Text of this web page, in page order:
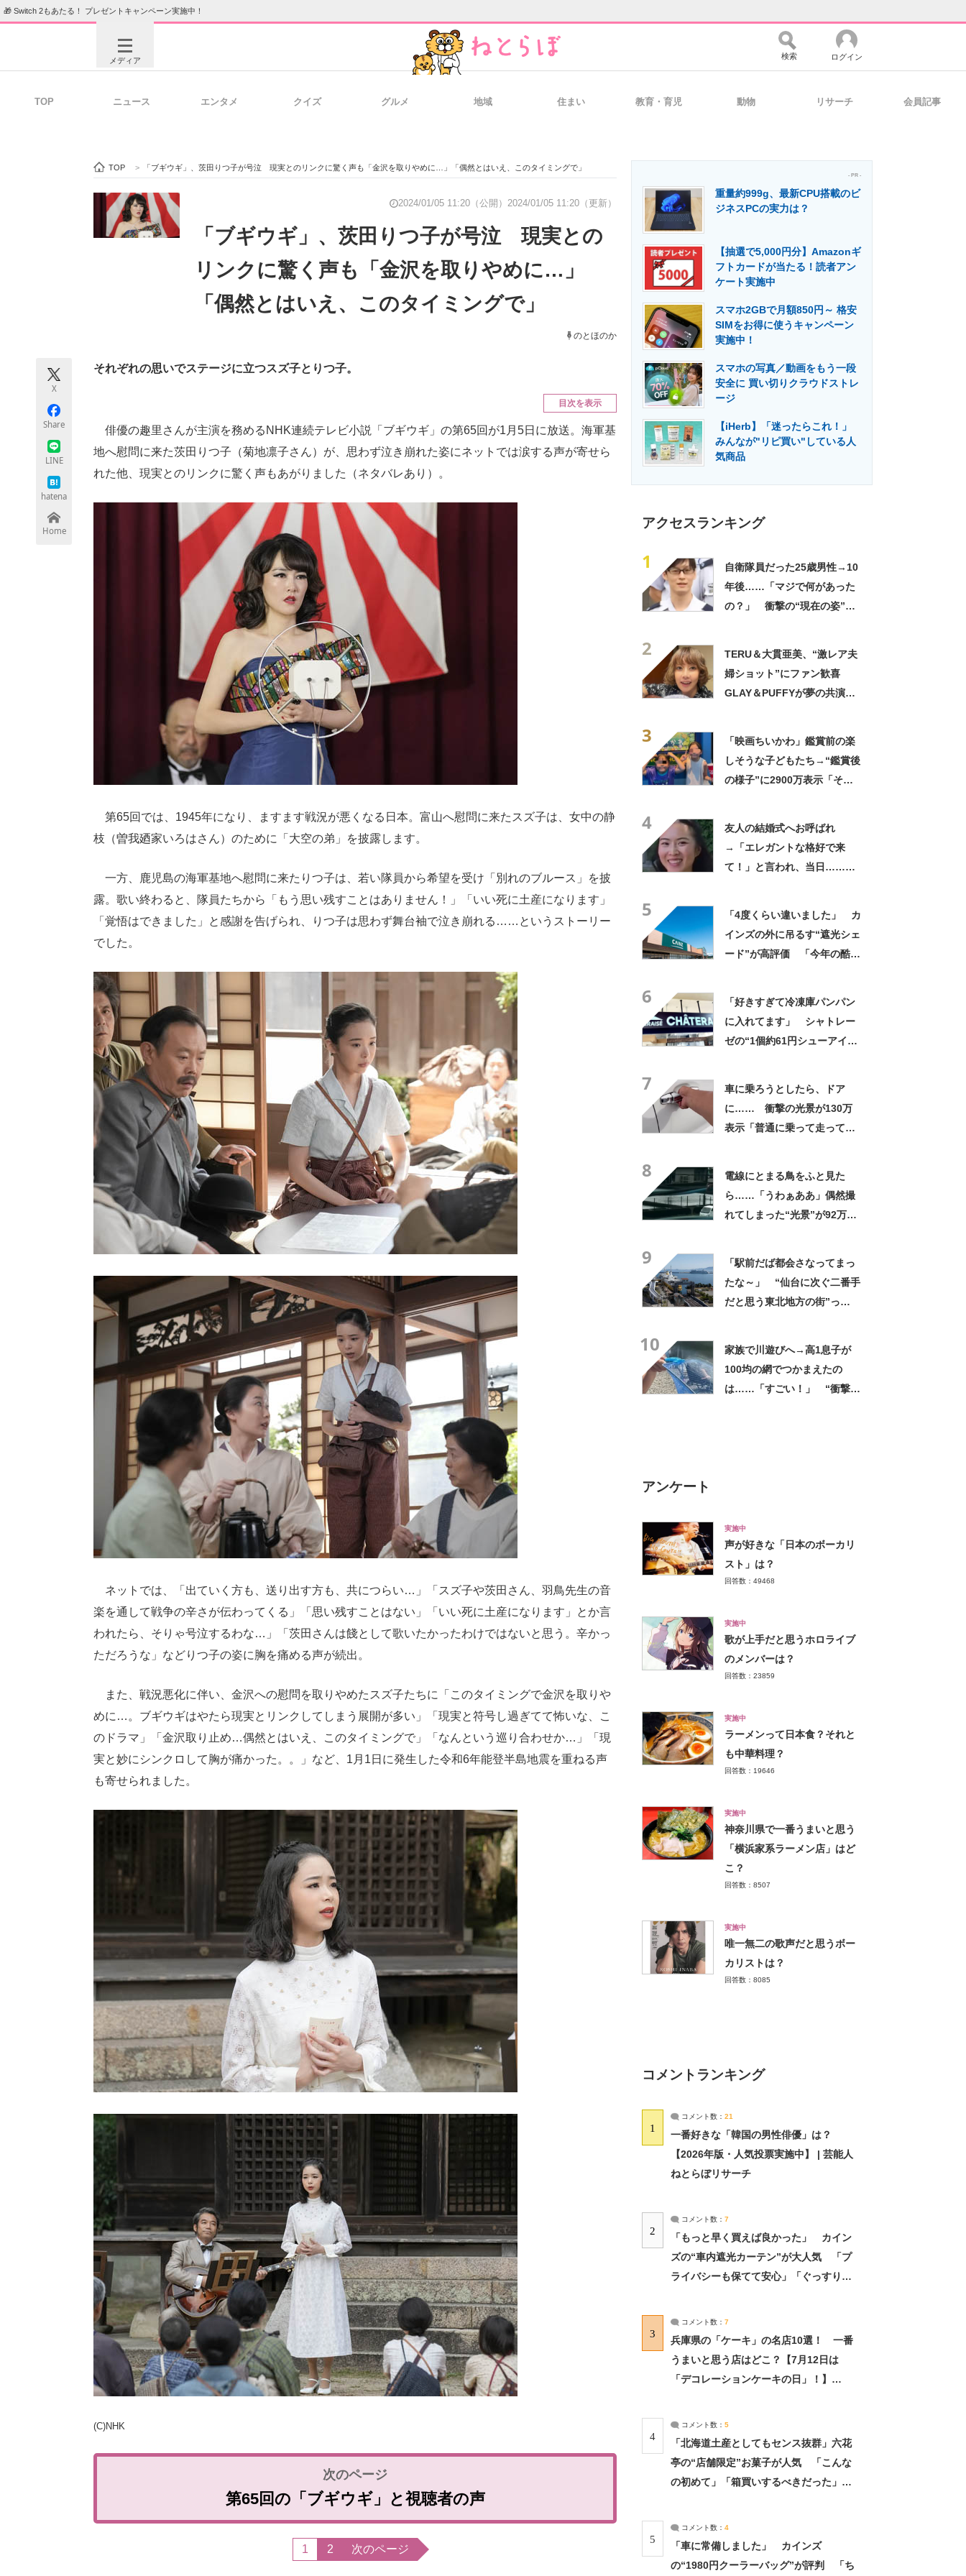
🎁 Switch 2もあたる！ プレゼントキャンペーン実施中！
メディア
ビジネスと働き方のヒント 経営リーダーのコミュニティ マーケ×ITの今がよく分かる
ITエンジニア向け専門サイト 企業向けIT製品の総合サイト IT製品の技術・比較・事例 製造業のIT導入・活用を支援
エネルギーの専門メディア 建設×テクノロジーの最前線
検索 ログイン
TOP ニュース エンタメ クイズ グルメ 地域 住まい 教育・育児 動物 リサーチ 会員記事
TOP > 「ブギウギ」、茨田りつ子が号泣 現実とのリンクに驚く声も「金沢を取りやめに…」「偶然とはいえ、このタイミングで」
2024/01/05 11:20（公開） 2024/01/05 11:20（更新）
「ブギウギ」、茨田りつ子が号泣 現実との
リンクに驚く声も「金沢を取りやめに…」
「偶然とはいえ、このタイミングで」
のとほのか
X
Share
LINE
hatena
Home
それぞれの思いでステージに立つスズ子とりつ子。
目次を表示
俳優の趣里さんが主演を務めるNHK連続テレビ小説「ブギウギ」の第65回が1月5日に放送。海軍基
地へ慰問に来た茨田りつ子（菊地凛子さん）が、思わず泣き崩れた姿にネットでは涙する声が寄せら
れた他、現実とのリンクに驚く声もあがりました（ネタバレあり）。
第65回では、1945年になり、ますます戦況が悪くなる日本。富山へ慰問に来たスズ子は、女中の静
枝（曽我廼家いろはさん）のために「大空の弟」を披露します。
一方、鹿児島の海軍基地へ慰問に来たりつ子は、若い隊員から希望を受け「別れのブルース」を披
露。歌い終わると、隊員たちから「もう思い残すことはありません！」「いい死に土産になります」
「覚悟はできました」と感謝を告げられ、りつ子は思わず舞台袖で泣き崩れる……というストーリー
でした。
ネットでは、「出ていく方も、送り出す方も、共につらい…」「スズ子や茨田さん、羽鳥先生の音
楽を通して戦争の辛さが伝わってくる」「思い残すことはない」「いい死に土産になります」とか言
われたら、そりゃ号泣するわな…」「茨田さんは餞として歌いたかったわけではないと思う。辛かっ
ただろうな」などりつ子の姿に胸を痛める声が続出。
また、戦況悪化に伴い、金沢への慰問を取りやめたスズ子たちに「このタイミングで金沢を取りや
めに…。ブギウギはやたら現実とリンクしてしまう展開が多い」「現実と符号し過ぎてて怖いな、こ
のドラマ」「金沢取り止め…偶然とはいえ、このタイミングで」「なんという巡り合わせか…」「現
実と妙にシンクロして胸が痛かった。。」など、1月1日に発生した令和6年能登半島地震を重ねる声
も寄せられました。
(C)NHK
第65回の「ブギウギ」と視聴者の声
1 2 次のページ
- PR -
重量約999g、最新CPU搭載のビ
ジネスPCの実力は？
【抽選で5,000円分】Amazonギ
フトカードが当たる！読者アン
ケート実施中
スマホ2GBで月額850円～ 格安
SIMをお得に使うキャンペーン
実施中！
スマホの写真／動画をもう一段
安全に 買い切りクラウドストレ
ージ
【iHerb】「迷ったらこれ！」
みんなが"リピ買い"している人
気商品
アクセスランキング
1
自衛隊員だった25歳男性→10
年後……「マジで何があった
の？」 衝撃の“現在の姿”が
2
TERU＆大貫亜美、“激レア夫
婦ショット”にファン歓喜
GLAY＆PUFFYが夢の共演
3
「映画ちいかわ」鑑賞前の楽
しそうな子どもたち→“鑑賞後
の様子”に2900万表示「そう
4
友人の結婚式へお呼ばれ
→「エレガントな格好で来
て！」と言われ、当日……ま
5
「4度くらい違いました」 カ
インズの外に吊るす“遮光シェ
ード”が高評価 「今年の酷暑
6
「好きすぎて冷凍庫パンパン
に入れてます」 シャトレー
ゼの“1個約61円シューアイ
7
車に乗ろうとしたら、ドア
に…… 衝撃の光景が130万
表示「普通に乗って走ってた
8
電線にとまる鳥をふと見た
ら……「うわぁああ」偶然撮
れてしまった“光景”が92万再
9
「駅前だば都会さなってまっ
たな～」 “仙台に次ぐ二番手
だと思う東北地方の街”っ
10
家族で川遊びへ→高1息子が
100均の網でつかまえたの
は……「すごい！」 “衝撃の
アンケート
実施中
声が好きな「日本のボーカリ
スト」は？
回答数：49468
実施中
歌が上手だと思うホロライブ
のメンバーは？
回答数：23859
実施中
ラーメンって日本食？それと
も中華料理？
回答数：19646
実施中
神奈川県で一番うまいと思う
「横浜家系ラーメン店」はど
こ？
回答数：8507
実施中
唯一無二の歌声だと思うボー
カリストは？
回答数：8085
コメントランキング
1
コメント数： 21
一番好きな「韓国の男性俳優」は？
【2026年版・人気投票実施中】 | 芸能人
ねとらぼリサーチ
2
コメント数： 7
「もっと早く買えば良かった」 カイン
ズの“車内遮光カーテン”が大人気 「プ
ライバシーも保てて安心」「ぐっすり眠
3
コメント数： 7
兵庫県の「ケーキ」の名店10選！ 一番
うまいと思う店はどこ？【7月12日は
「デコレーションケーキの日」！】
4
コメント数： 5
「北海道土産としてもセンス抜群」六花
亭の“店舗限定”お菓子が人気 「こんな
の初めて」「箱買いするべきだった」
5
コメント数： 4
「車に常備しました」 カインズ
の“1980円クーラーバッグ”が評判 「ち